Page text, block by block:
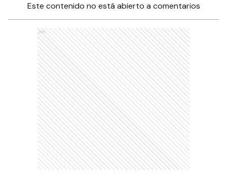
Este contenido no está abierto a comentarios
Ads